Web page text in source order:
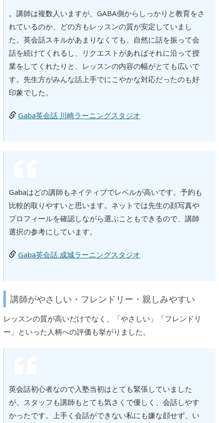
。講師は複数人いますが、GABA側からしっかりと教育をさ
れているのか、どの方もレッスンの質が安定していまし
た。英会話スキルがあまりなくても、自然に話を振って会
話を続けてくれるし、リクエストがあればそれに沿って授
業をしてくれたりと、レッスンの内容の幅がとても広いで
す。先生方がみんな話上手でにこやかな対応だったのも好
印象でした。
Gaba英会話 川崎ラーニングスタジオ
Gabaはどの講師もネイティブでレベルが高いです。予約も
比較的取りやすいと思います。ネットでは先生の顔写真や
プロフィールを確認しながら選ぶこともできるので、講師
選択の参考にしています。
Gaba英会話 成城ラーニングスタジオ
講師がやさしい・フレンドリー・親しみやすい
レッスンの質が高いだけでなく、「やさしい」「フレンドリ
ー」といった人柄への評価も挙がりました。
英会話初心者なので入塾当初はとても緊張していました
が、スタッフも講師もとても気さくで優しく、会話しやす
かったです。上手く会話ができない私にも嫌な顔せず、い